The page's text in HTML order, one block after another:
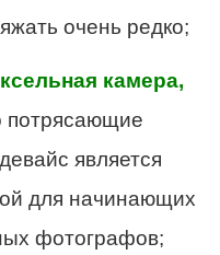
очень редко;
камера,
потрясающие
является
для начинающих
фотографов;